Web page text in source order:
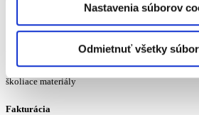
Nastavenia súborov
Odmietnuť všetky
180 € bez DPH/osoba
V poplatku je zahrnuté
školiace materiály
Fakturácia